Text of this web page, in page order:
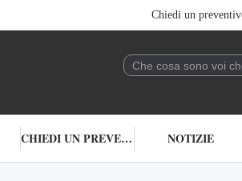
Chiedi un
CHIEDI UN PREVENTIVO NOTIZIE